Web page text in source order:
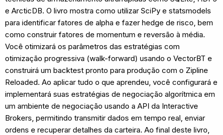
e ArcticDB. O livro mostra como utilizar SciPy e statsmodels
para identificar fatores de alpha e fazer hedge de risco, bem
como construir fatores de momentum e reversão à média.
Você otimizará os parâmetros das estratégias com
otimização progressiva (walk-forward) usando o VectorBT e
construirá um backtest pronto para produção com o Zipline
Reloaded. Ao aplicar tudo o que aprendeu, você configurará e
implementará suas estratégias de negociação algorítmica em
um ambiente de negociação usando a API da Interactive
Brokers, permitindo transmitir dados em tempo real, enviar
ordens e recuperar detalhes da carteira. Ao final deste livro,